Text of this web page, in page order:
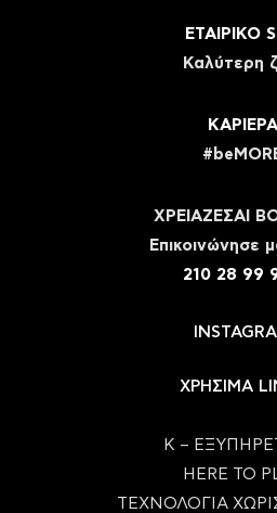
ΕΤΑΙΡΙΚΟ
Καλύτερη
ΚΑΡΙΕΡΑ
ΧΡΕΙΑΖΕΣΑΙ
Eπικοινώνησε
210 28 99
ΧΡΗΣΙΜΑ
Κ –
HERE TO
ΤΕΧΝΟΛΟΓΙΑ